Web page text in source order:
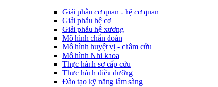
Giải phẫu cơ quan - hệ cơ quan
Giải phẫu hệ cơ
Giải phẫu hệ xương
Mô hình chẩn đoán
Mô hình huyệt vị - châm cứu
Mô hình Nhi khoa
Thực hành sơ cấp cứu
Thực hành điều dưỡng
Đào tạo kỹ năng lâm sàng